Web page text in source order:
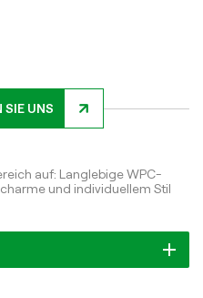
SIE UNS
auf: Langlebige WPC-
und individuellem Stil